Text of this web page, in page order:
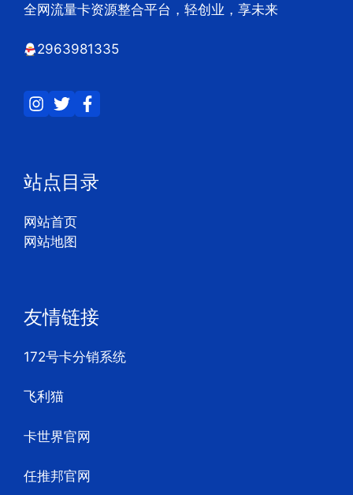
全网流量卡资源整合平台，轻创业，享未来
2963981335
站点目录
网站首页
网站地图
友情链接
172号卡分销系统
飞利猫
卡世界官网
任推邦官网